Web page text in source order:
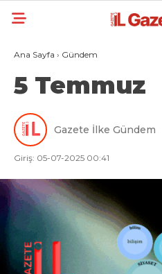
Ana Sayfa › Gündem
5 Temmuz
Gazete İlke Gündem
Giriş: 05-07-2025 00:41